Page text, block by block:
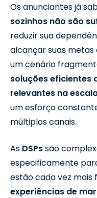
Os anunciantes já
sozinhos não são
reduzir sua
alcançar suas metas
um cenário
soluções eficientes
relevantes na
um esforço
múltiplos canais.
As DSPssão
especificamente
estão cada vez mais
experiências de